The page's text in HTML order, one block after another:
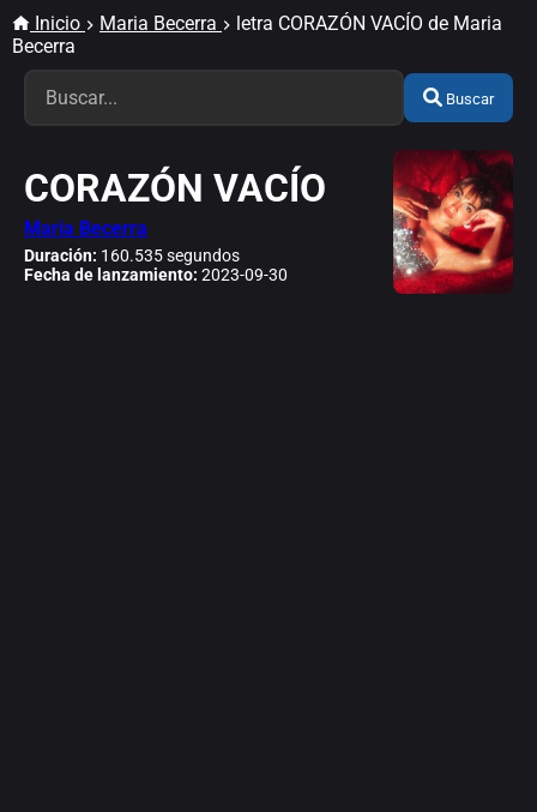
Inicio Maria Becerra
letra CORAZÓN VACÍO de Maria
Becerra
Buscar
CORAZÓN VACÍO
Maria Becerra
Duración: 160.535 segundos
Fecha de lanzamiento: 2023-09-30